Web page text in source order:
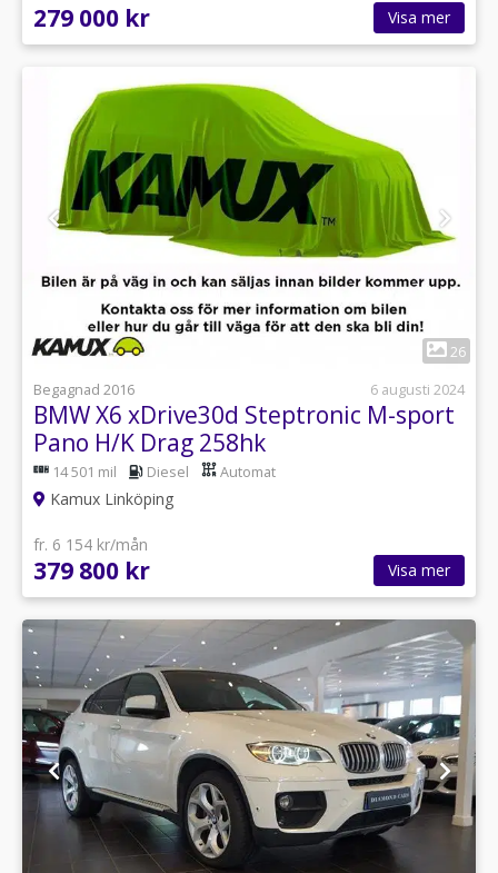
279 000 kr Visa mer
26
Begagnad 2016
6 augusti 2024
BMW X6 xDrive30d Steptronic M-sport
Pano H/K Drag 258hk
14 501 mil Diesel Automat
Kamux Linköping
fr. 6 154 kr/mån
379 800 kr Visa mer